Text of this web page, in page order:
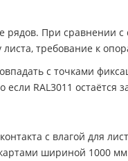
рядов. При сравнении
требование к
с точками
RAL3011
с влагой для
шириной 1000